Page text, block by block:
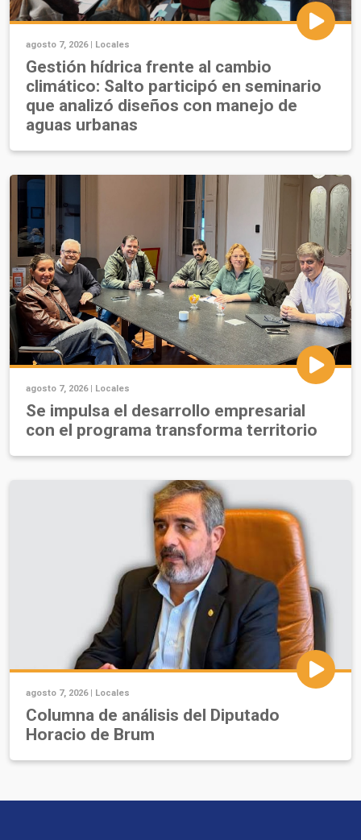
agosto 7, 2026 | Locales
Gestión hídrica frente al cambio
climático: Salto participó en seminario
que analizó diseños con manejo de
aguas urbanas
agosto 7, 2026 | Locales
Se impulsa el desarrollo empresarial
con el programa transforma territorio
agosto 7, 2026 | Locales
Columna de análisis del Diputado
Horacio de Brum